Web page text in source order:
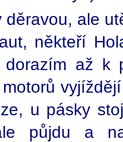
děravou, ale
někteří
až k
u pásky
půjdu a